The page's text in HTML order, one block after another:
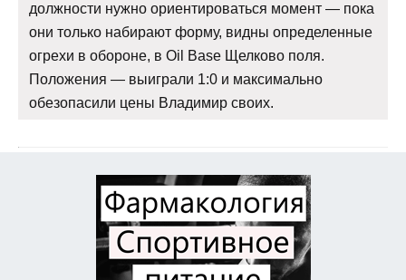
должности нужно ориентироваться момент — пока
они только набирают форму, видны определенные
огрехи в обороне, в Oil Base Щелково поля.
Положения — выиграли 1:0 и максимально
обезопасили цены Владимир своих.